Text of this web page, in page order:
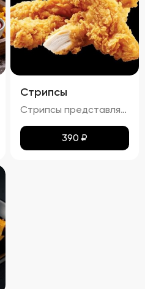
Стрипсы
Стрипсы представляют собой кусочки куриного филе, обжаренные до золотистой корочки. Внешне они выглядят аппетитно, с равномерной золотистой окраской, без признаков пережарки. Вкус мяса насыщенный, сочный и ароматный, без каких-либо посторонних привкусов и запахов. Консистенция стрипсов идеальна: внутри мясо остается мягким и нежным, а снаружи образуется приятная хрустящая корочка. Это блюдо отлично сочетается с различными соусами и гарнирами, добавляя пикантности любому столу.
390 ₽